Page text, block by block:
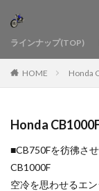
ラインナップ(TOP)
HOME Honda
Honda
■CB750Fを彷彿さ
CB1000F
空冷を思わせるエ